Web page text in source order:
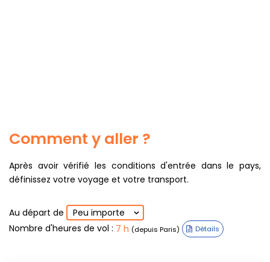
Comment y aller ?
Après avoir vérifié les conditions d'entrée dans le pays,
définissez votre voyage et votre transport.
Au départ de
Peu importe
Nombre d'heures de vol : 7 h (depuis Paris) Détails